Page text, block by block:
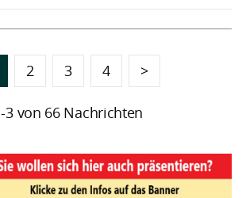
2 3 4 >
3 von 66 Nachrichten